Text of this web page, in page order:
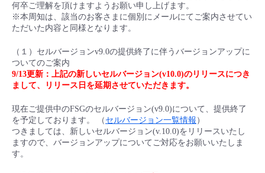
すべてのメニューを見る
サポート
すべてのメニューを見る
- ユーザー機能の管理
- 登録情報の管理
- APIリファレンス
■ 基本構築ガイド
- マルチクラウド利用
- ITインフラストラクチャー
- その他
定期メンテナンス
協業パートナー
脱炭素化
何卒ご理解を頂けますようお願い申し上げます。
※本周知は、該当のお客さまに個別にメールにてご案内させてい
ただいた内容と同様となります。
（１）セルバージョンv9.0の提供終了に伴うバージョンアップに
ついてのご案内
9/13更新：上記の新しいセルバージョン(v10.0)のリリースにつき
まして、リリース日を延期させていただきます。
現在ご提供中のFSGのセルバージョン(v9.0)について、提供終了
を予定しております。 （ セルバージョン一覧情報 ）
つきましては、新しいセルバージョン(v.10.0)をリリースいたし
ますので、バージョンアップについてご対応をお願いいたしま
す。